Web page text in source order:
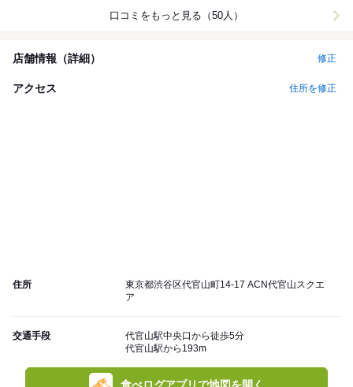
口コミをもっと見る（50人）
店舗情報（詳細） 修正
アクセス 住所を修正
住所
東京都渋谷区代官山町14-17 ACN代官山スクエ
ア
交通手段
代官山駅中央口から徒歩5分
代官山駅から193m